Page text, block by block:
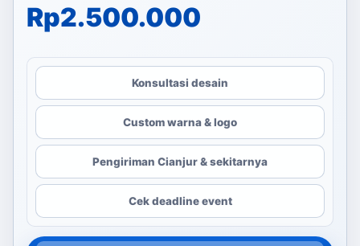
Rp2.500.000
Konsultasi desain
Custom warna & logo
Pengiriman Cianjur & sekitarnya
Cek deadline event